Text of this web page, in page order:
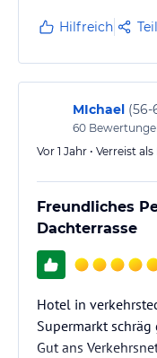
Hilfreich
MIchael (56-
60
Vor 1 Jahr • Verreist
Freundliches
Dachterrasse
Hotel in
Supermarkt schräg
Gut ans